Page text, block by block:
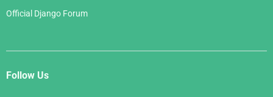
Official Django Forum
Follow Us